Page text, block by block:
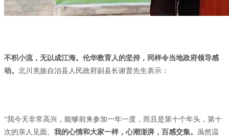
不积小流，无以成江海。伦华教育人的坚持，同样令当地政府领导感
动。 北川羌族自治县人民政府副县长谢普先生表示：
“我今天非常高兴，能够前来参加一年一度，而且是第十个年头，第十
次的亲人见面。 我的心情和大家一样，心潮澎湃，百感交集。 虽然温